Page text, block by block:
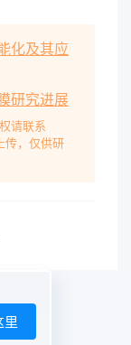
原材料,其
过离线或在
烯烃的表征
的结晶样成
单体含量较
多项评价参
这些参数间
。HPLC中
,最重要的
化及其应
研究进展
请联系
传，仅供研
烯-乙酸乙烯酯共聚物
里